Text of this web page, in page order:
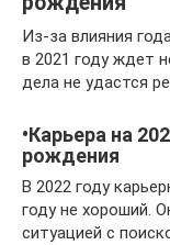
Из-за влияния
в 2021 году ждет
дела не удастся
•Карьера на
рождения
В 2022 году
году не хороший.
ситуацией с